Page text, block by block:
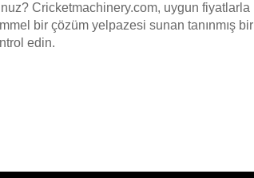
Cricketmachinery.com, uygun fiyatlarla
bir çözüm yelpazesi sunan tanınmış bir
edin.